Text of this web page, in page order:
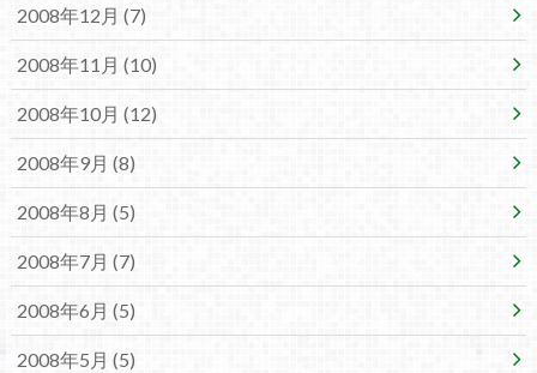
2008年12月 (7)
2008年11月 (10)
2008年10月 (12)
2008年9月 (8)
2008年8月 (5)
2008年7月 (7)
2008年6月 (5)
2008年5月 (5)